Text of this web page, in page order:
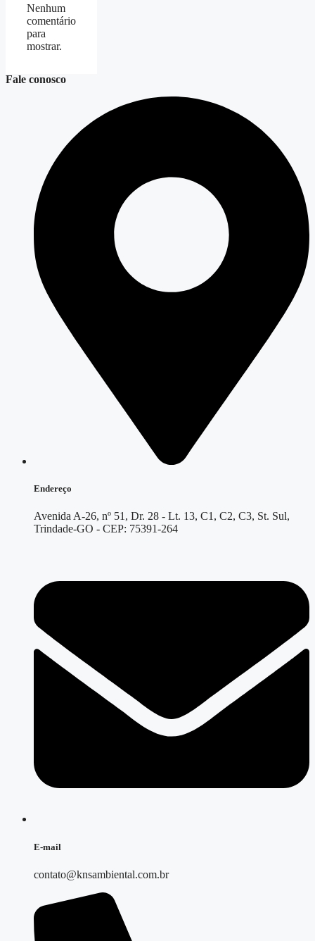
Nenhum
comentário
para
mostrar.
Fale conosco
Endereço
Avenida A-26, nº 51, Dr. 28 - Lt. 13, C1, C2, C3, St. Sul,
Trindade-GO - CEP: 75391-264
E-mail
contato@knsambiental.com.br